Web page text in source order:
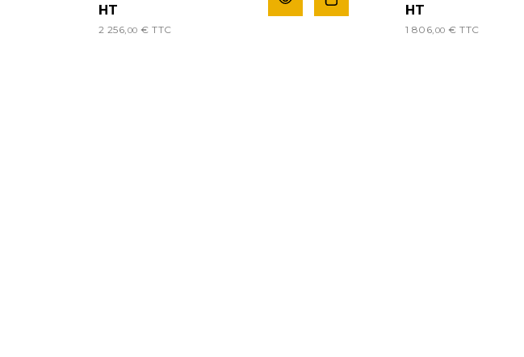
HT
2 256,00 € TTC
HT
1 806,00 € TTC